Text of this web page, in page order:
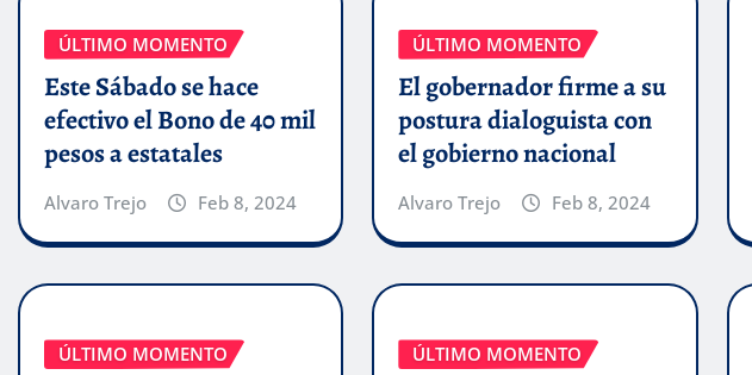
ÚLTIMO MOMENTO
Este Sábado se hace
efectivo el Bono de 40 mil
pesos a estatales
Alvaro Trejo Feb 8, 2024
ÚLTIMO MOMENTO
El gobernador firme a su
postura dialoguista con
el gobierno nacional
Alvaro Trejo Feb 8, 2024
ÚLTIMO MOMENTO ÚLTIMO MOMENTO